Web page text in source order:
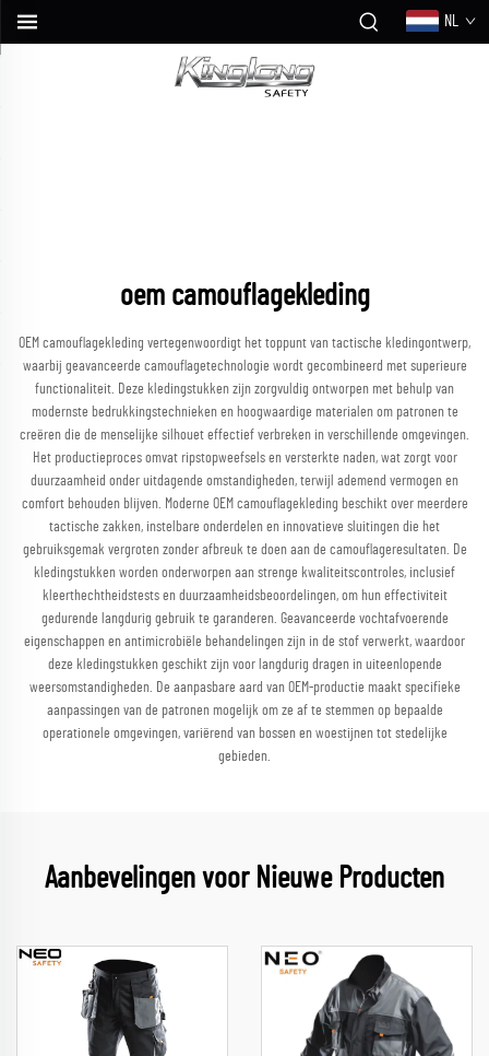
NL
oem camouflagekleding
OEM camouflagekleding vertegenwoordigt het toppunt van tactische kledingontwerp,
waarbij geavanceerde camouflagetechnologie wordt gecombineerd met superieure
functionaliteit. Deze kledingstukken zijn zorgvuldig ontworpen met behulp van
modernste bedrukkingstechnieken en hoogwaardige materialen om patronen te
creëren die de menselijke silhouet effectief verbreken in verschillende omgevingen.
Het productieproces omvat ripstopweefsels en versterkte naden, wat zorgt voor
duurzaamheid onder uitdagende omstandigheden, terwijl ademend vermogen en
comfort behouden blijven. Moderne OEM camouflagekleding beschikt over meerdere
tactische zakken, instelbare onderdelen en innovatieve sluitingen die het
gebruiksgemak vergroten zonder afbreuk te doen aan de camouflageresultaten. De
kledingstukken worden onderworpen aan strenge kwaliteitscontroles, inclusief
kleerthechtheidstests en duurzaamheidsbeoordelingen, om hun effectiviteit
gedurende langdurig gebruik te garanderen. Geavanceerde vochtafvoerende
eigenschappen en antimicrobiële behandelingen zijn in de stof verwerkt, waardoor
deze kledingstukken geschikt zijn voor langdurig dragen in uiteenlopende
weersomstandigheden. De aanpasbare aard van OEM-productie maakt specifieke
aanpassingen van de patronen mogelijk om ze af te stemmen op bepaalde
operationele omgevingen, variërend van bossen en woestijnen tot stedelijke
gebieden.
Aanbevelingen voor Nieuwe Producten